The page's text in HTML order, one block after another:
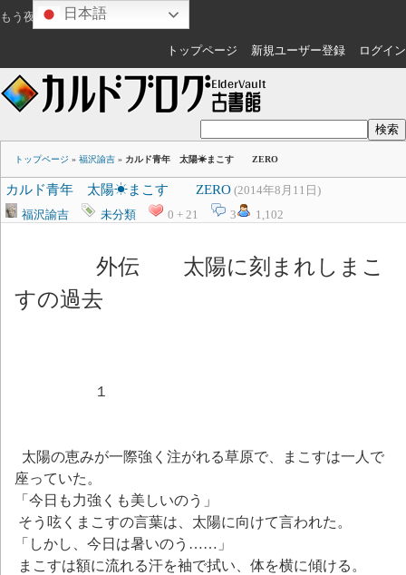
もう夜ですね ゲスト
トップページ 新規ユーザー登録 ログイン
トップページ » 福沢諭吉 » カルド青年 太陽☀まこす ZERO
カルド青年 太陽☀まこす ZERO (2014年8月11日)
福沢諭吉
未分類 0 + 21 3 1,102
外伝 太陽に刻まれしまこ
すの過去
１
太陽の恵みが一際強く注がれる草原で、まこすは一人で
座っていた。
「今日も力強くも美しいのう」
そう呟くまこすの言葉は、太陽に向けて言われた。
「しかし、今日は暑いのう……」
まこすは額に流れる汗を袖で拭い、体を横に傾ける。
日本語